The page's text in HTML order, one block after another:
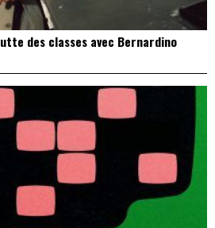
des classes avec Bernardino